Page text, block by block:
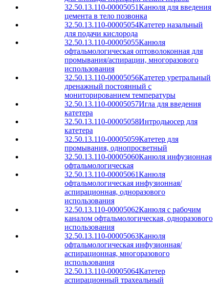
32.50.13.110-00005051Канюля для введения
цемента в тело позвонка
32.50.13.110-00005054Катетер назальный
для подачи кислорода
32.50.13.110-00005055Канюля
офтальмологическая оптоволоконная для
промывания/аспирации, многоразового
использования
32.50.13.110-00005056Катетер уретральный
дренажный постоянный с
мониторированием температуры
32.50.13.110-00005057Игла для введения
катетера
32.50.13.110-00005058Интродьюсер для
катетера
32.50.13.110-00005059Катетер для
промывания, однопросветный
32.50.13.110-00005060Канюля инфузионная
офтальмологическая
32.50.13.110-00005061Канюля
офтальмологическая инфузионная/
аспирационная, одноразового
использования
32.50.13.110-00005062Канюля с рабочим
каналом офтальмологическая, одноразового
использования
32.50.13.110-00005063Канюля
офтальмологическая инфузионная/
аспирационная, многоразового
использования
32.50.13.110-00005064Катетер
аспирационный трахеальный